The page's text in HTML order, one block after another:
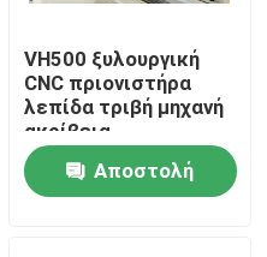
VH500 ξυλουργική
CNC πριονιστήρα
λεπίδα τριβή μηχανή
ακρίβεια
Αποστολή